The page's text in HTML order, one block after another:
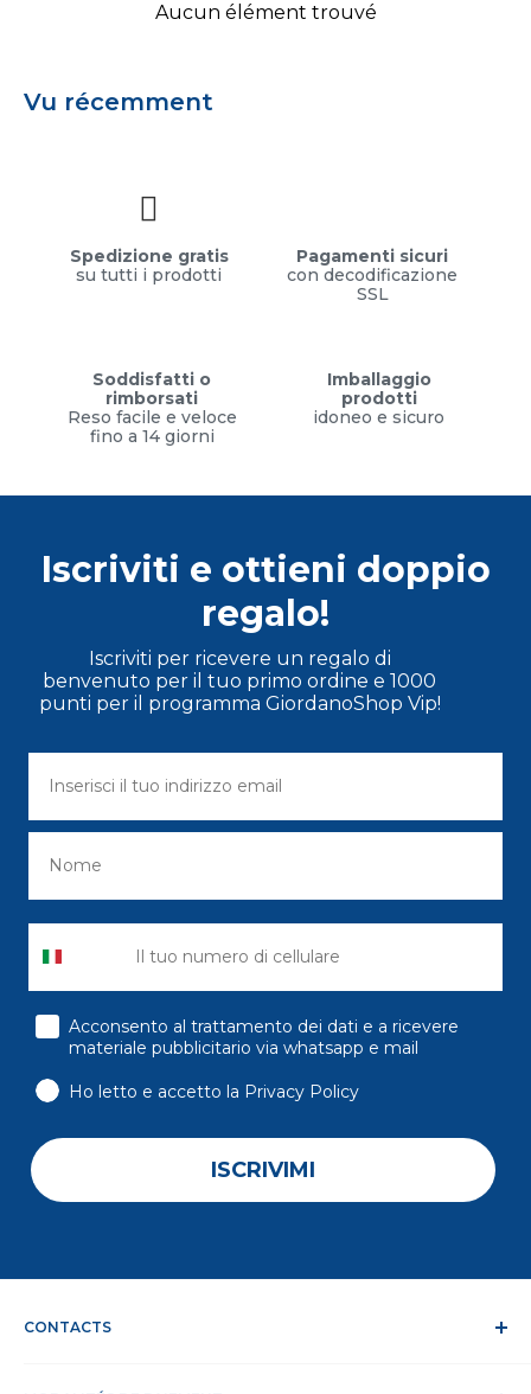
Aucun élément trouvé
Vu récemment
Spedizione gratis
su tutti i prodotti
Pagamenti sicuri
con decodificazione
SSL
Soddisfatti o
rimborsati
Reso facile e veloce
fino a 14 giorni
Imballaggio
prodotti
idoneo e sicuro
Iscriviti e ottieni doppio
regalo!
Iscriviti per ricevere un regalo di
benvenuto per il tuo primo ordine e 1000
punti per il programma GiordanoShop Vip!
consenso
Acconsento al trattamento dei dati e a ricevere
materiale pubblicitario via whatsapp e mail
Ho letto e accetto la Privacy Policy
ISCRIVIMI
CONTACTS